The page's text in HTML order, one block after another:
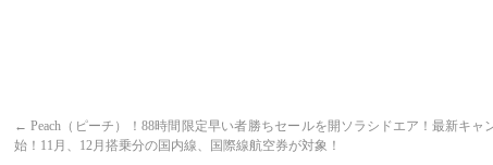
← Peach（ピーチ）！88時間限定早い者勝ちセールを開
始！11月、12月搭乗分の国内線、国際線航空券が対象！
ソラシドエア！最新キャ